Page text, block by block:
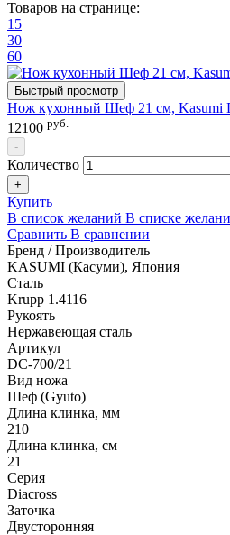
Товаров на странице:
15
30
60
Быстрый просмотр
Нож кухонный Шеф 21 см, Kasumi
12100 руб.
-
Количество
+
Купить
В список желаний В списке
Сравнить В сравнении
Бренд / Производитель
KASUMI (Касуми), Япония
Сталь
Krupp 1.4116
Рукоять
Нержавеющая сталь
Артикул
DC-700/21
Вид ножа
Шеф (Gyuto)
Длина клинка, мм
210
Длина клинка, см
21
Серия
Diacross
Заточка
Двусторонняя